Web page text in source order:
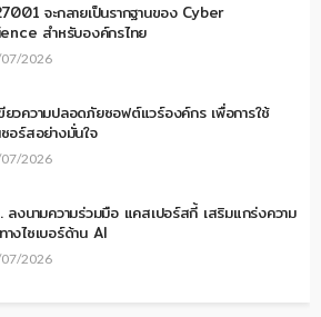
จะกลายเป็นรากฐานของ Cyber
สำหรับองค์กรไทย
2026
ยวความปลอดภัยซอฟต์แวร์องค์กร เพื่อการใช้
อร์สอย่างมั่นใจ
2026
ลงนามความร่วมมือ แคสเปอร์สกี้ เสริมแกร่งความ
างไซเบอร์ด้าน AI
2026